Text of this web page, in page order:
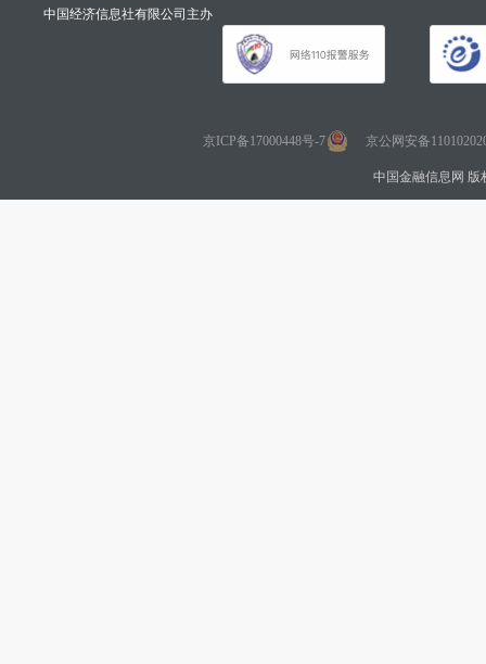
中国经济信息社有限公司主办
京ICP备17000448号-7 京公网安备
中国金融信息网 版